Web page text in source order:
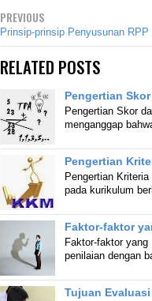
PREVIOUS
Prinsip-prinsip Penyusunan RPP
RELATED POSTS
Pengertian
Pengertian Skor
menganggap
Pengertian
Pengertian
pada kurikulum
Faktor-faktor
Faktor-faktor
penilaian dengan
Tujuan